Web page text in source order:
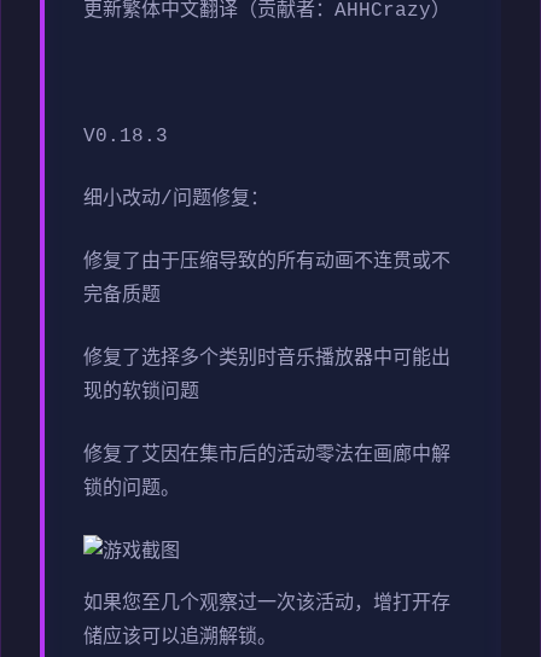
更新繁体中文翻译（贡献者：AHHCrazy）
V0.18.3
细小改动/问题修复：
修复了由于压缩导致的所有动画不连贯或不
完备质题
修复了选择多个类别时音乐播放器中可能出
现的软锁问题
修复了艾因在集市后的活动零法在画廊中解
锁的问题。
如果您至几个观察过一次该活动，增打开存
储应该可以追溯解锁。